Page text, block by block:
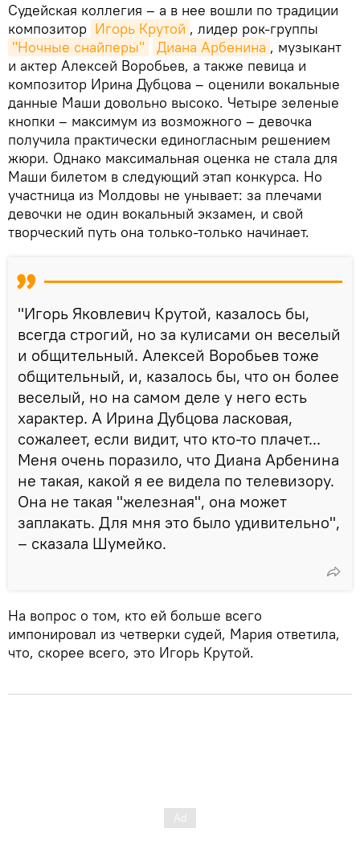
Судейская коллегия – а в нее вошли по традиции
композитор Игорь Крутой , лидер рок-группы
"Ночные снайперы"
Диана Арбенина , музыкант
и актер Алексей Воробьев, а также певица и
композитор Ирина Дубцова – оценили вокальные
данные Маши довольно высоко. Четыре зеленые
кнопки – максимум из возможного – девочка
получила практически единогласным решением
жюри. Однако максимальная оценка не стала для
Маши билетом в следующий этап конкурса. Но
участница из Молдовы не унывает: за плечами
девочки не один вокальный экзамен, и свой
творческий путь она только-только начинает.
"Игорь Яковлевич Крутой, казалось бы,
всегда строгий, но за кулисами он веселый
и общительный. Алексей Воробьев тоже
общительный, и, казалось бы, что он более
веселый, но на самом деле у него есть
характер. А Ирина Дубцова ласковая,
сожалеет, если видит, что кто-то плачет...
Меня очень поразило, что Диана Арбенина
не такая, какой я ее видела по телевизору.
Она не такая "железная", она может
заплакать. Для мня это было удивительно",
– сказала Шумейко.
На вопрос о том, кто ей больше всего
импонировал из четверки судей, Мария ответила,
что, скорее всего, это Игорь Крутой.